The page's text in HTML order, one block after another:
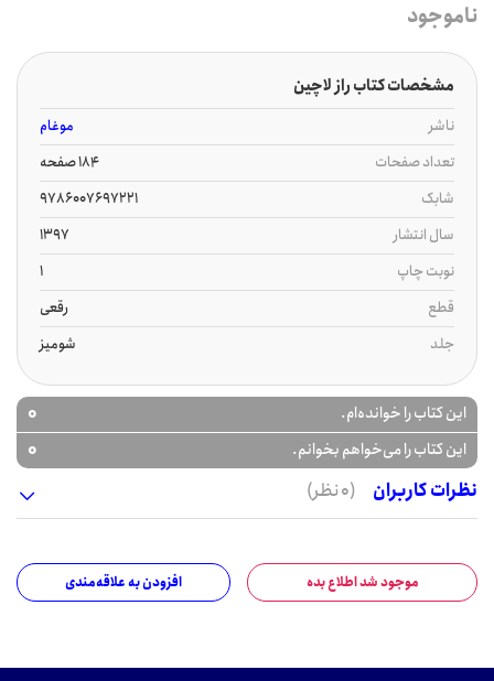
ناموجود
مشخصات کتاب راز لاچین
ناشر
موغام
تعداد صفحات
184 صفحه
شابک
9786007697221
سال انتشار
1397
نوبت چاپ
1
قطع
رقعی
جلد
شومیز
این کتاب را خوانده‌ام. 0
این کتاب را می‌خواهم بخوانم.
0
نظرات کاربران
(0 نظر)
موجود شد اطلاع بده افزودن به علاقه‌مندی